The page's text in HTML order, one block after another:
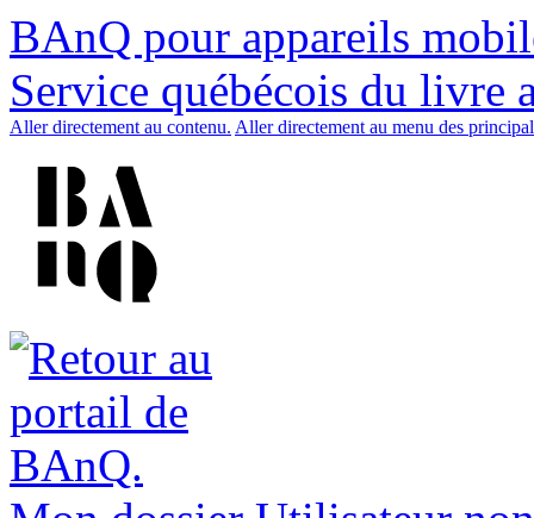
BAnQ pour appareils
Service québécois du livre
Aller directement au contenu. Aller directement au menu des